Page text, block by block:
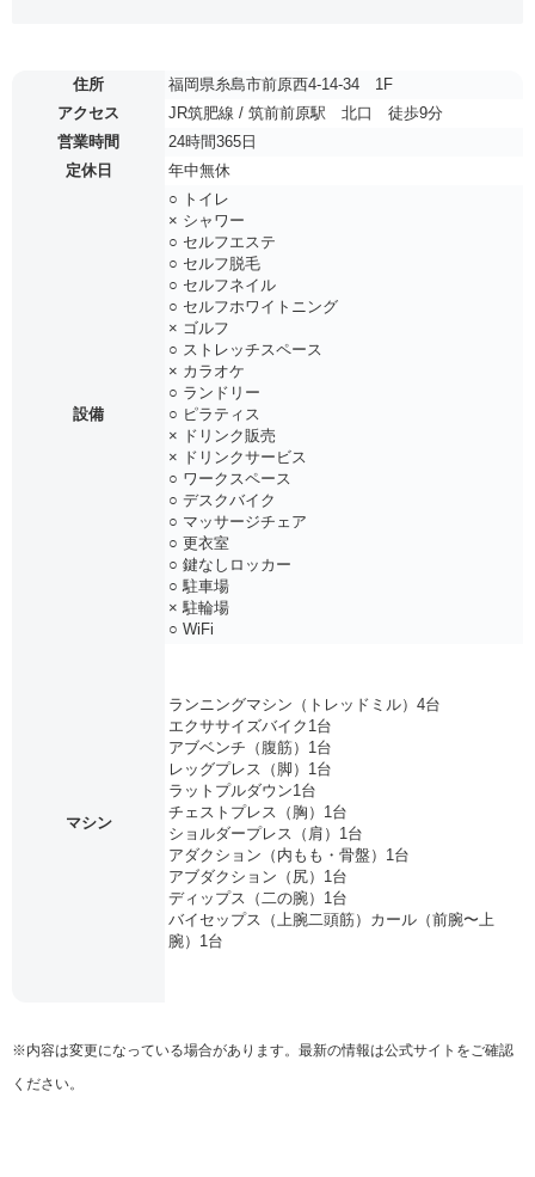
住所
福岡県糸島市前原西4-14-34 1F
アクセス
JR筑肥線 / 筑前前原駅 北口 徒歩9分
営業時間
24時間365日
定休日
年中無休
設備
○ トイレ
× シャワー
○ セルフエステ
○ セルフ脱毛
○ セルフネイル
○ セルフホワイトニング
× ゴルフ
○ ストレッチスペース
× カラオケ
○ ランドリー
○ ピラティス
× ドリンク販売
× ドリンクサービス
○ ワークスペース
○ デスクバイク
○ マッサージチェア
○ 更衣室
○ 鍵なしロッカー
○ 駐車場
× 駐輪場
○ WiFi
マシン
ランニングマシン（トレッドミル）4台
エクササイズバイク1台
アブベンチ（腹筋）1台
レッグプレス（脚）1台
ラットプルダウン1台
チェストプレス（胸）1台
ショルダープレス（肩）1台
アダクション（内もも・骨盤）1台
アブダクション（尻）1台
ディップス（二の腕）1台
バイセップス（上腕二頭筋）カール（前腕〜上
腕）1台
※内容は変更になっている場合があります。最新の情報は公式サイトをご確認
ください。